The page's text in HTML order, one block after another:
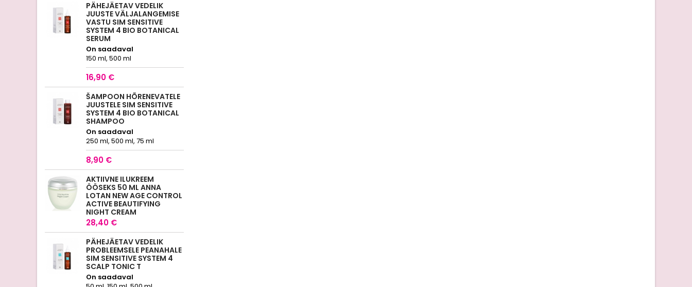
PÄHEJÄETAV VEDELIK
JUUSTE VÄLJALANGEMISE
VASTU SIM SENSITIVE
SYSTEM 4 BIO BOTANICAL
SERUM
On saadaval
150 ml, 500 ml
16,90 €
ŠAMPOON HÕRENEVATELE
JUUSTELE SIM SENSITIVE
SYSTEM 4 BIO BOTANICAL
SHAMPOO
On saadaval
250 ml, 500 ml, 75 ml
8,90 €
AKTIIVNE ILUKREEM
ÖÖSEKS 50 ML ANNA
LOTAN NEW AGE CONTROL
ACTIVE BEAUTIFYING
NIGHT CREAM
28,40 €
PÄHEJÄETAV VEDELIK
PROBLEEMSELE PEANAHALE
SIM SENSITIVE SYSTEM 4
SCALP TONIC T
On saadaval